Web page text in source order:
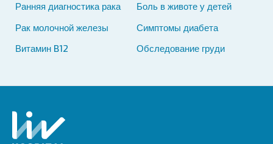
Ранняя диагностика рака
Боль в животе у детей
Рак молочной железы
Симптомы диабета
Витамин B12
Обследование груди